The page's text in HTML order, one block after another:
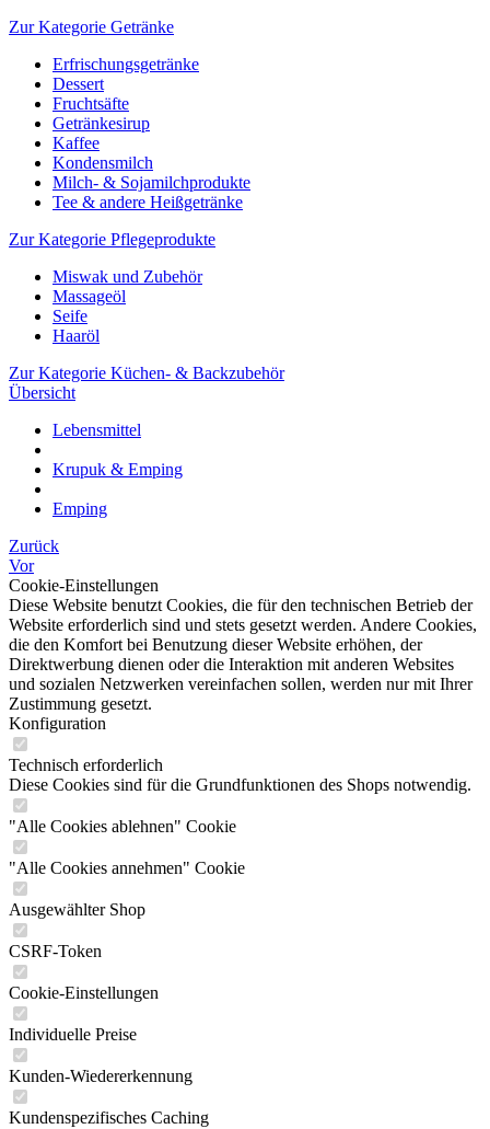
Zur Kategorie Getränke
Erfrischungsgetränke
Dessert
Fruchtsäfte
Getränkesirup
Kaffee
Kondensmilch
Milch- & Sojamilchprodukte
Tee & andere Heißgetränke
Zur Kategorie Pflegeprodukte
Miswak und Zubehör
Massageöl
Seife
Haaröl
Zur Kategorie Küchen- & Backzubehör
Übersicht
Lebensmittel
Krupuk & Emping
Emping
Zurück
Vor
Cookie-Einstellungen
Diese Website benutzt Cookies, die für den technischen Betrieb der
Website erforderlich sind und stets gesetzt werden. Andere Cookies,
die den Komfort bei Benutzung dieser Website erhöhen, der
Direktwerbung dienen oder die Interaktion mit anderen Websites
und sozialen Netzwerken vereinfachen sollen, werden nur mit Ihrer
Zustimmung gesetzt.
Konfiguration
Technisch erforderlich
Diese Cookies sind für die Grundfunktionen des Shops notwendig.
"Alle Cookies ablehnen" Cookie
"Alle Cookies annehmen" Cookie
Ausgewählter Shop
CSRF-Token
Cookie-Einstellungen
Individuelle Preise
Kunden-Wiedererkennung
Kundenspezifisches Caching